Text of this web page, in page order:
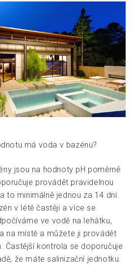
má voda v bazénu?
jsou na hodnoty pH poměrně
provádět pravidelnou
to minimálně jednou za 14 dní.
v létě častěji a více se
ve vodě na lehátku,
na místě a můžete ji provádět
Častější kontrola se doporučuje
že máte salinizační jednotku.